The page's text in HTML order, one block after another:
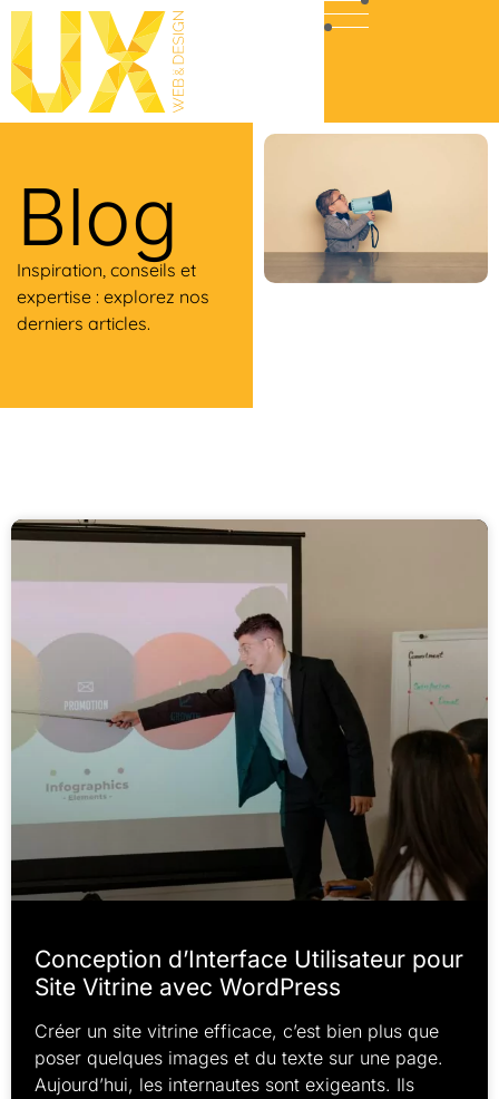
Blog
Inspiration, conseils et
expertise : explorez nos
derniers articles.
Conception d’Interface Utilisateur pour
Site Vitrine avec WordPress
Créer un site vitrine efficace, c’est bien plus que
poser quelques images et du texte sur une page.
Aujourd’hui, les internautes sont exigeants. Ils